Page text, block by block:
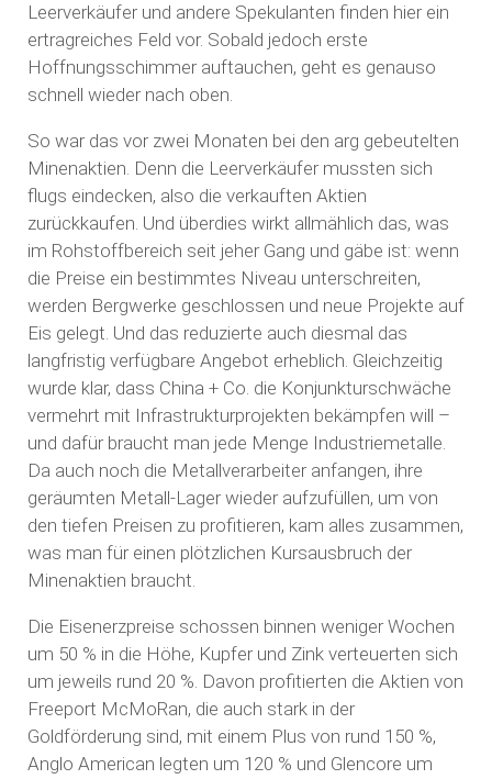
Leerverkäufer und andere Spekulanten finden hier ein
ertragreiches Feld vor. Sobald jedoch erste
Hoffnungsschimmer auftauchen, geht es genauso
schnell wieder nach oben.
So war das vor zwei Monaten bei den arg gebeutelten
Minenaktien. Denn die Leerverkäufer mussten sich
flugs eindecken, also die verkauften Aktien
zurückkaufen. Und überdies wirkt allmählich das, was
im Rohstoffbereich seit jeher Gang und gäbe ist: wenn
die Preise ein bestimmtes Niveau unterschreiten,
werden Bergwerke geschlossen und neue Projekte auf
Eis gelegt. Und das reduzierte auch diesmal das
langfristig verfügbare Angebot erheblich. Gleichzeitig
wurde klar, dass China + Co. die Konjunkturschwäche
vermehrt mit Infrastrukturprojekten bekämpfen will –
und dafür braucht man jede Menge Industriemetalle.
Da auch noch die Metallverarbeiter anfangen, ihre
geräumten Metall-Lager wieder aufzufüllen, um von
den tiefen Preisen zu profitieren, kam alles zusammen,
was man für einen plötzlichen Kursausbruch der
Minenaktien braucht.
Die Eisenerzpreise schossen binnen weniger Wochen
um 50 % in die Höhe, Kupfer und Zink verteuerten sich
um jeweils rund 20 %. Davon profitierten die Aktien von
Freeport McMoRan, die auch stark in der
Goldförderung sind, mit einem Plus von rund 150 %,
Anglo American legten um 120 % und Glencore um